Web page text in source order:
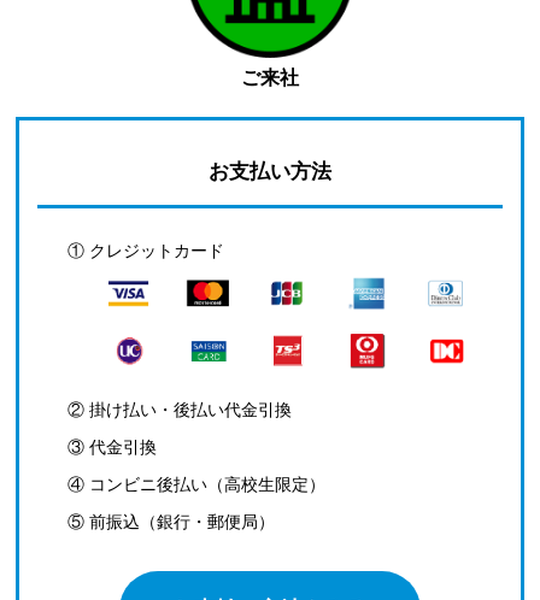
ご来社
お支払い方法
① クレジットカード
② 掛け払い・後払い代金引換
③ 代金引換
④ コンビニ後払い（高校生限定）
⑤ 前振込（銀行・郵便局）